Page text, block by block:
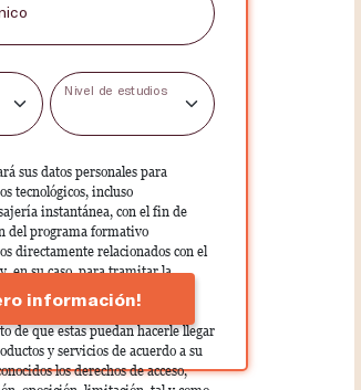
Nivel de estudios
sus datos personales para
tecnológicos, incluso
instantánea, con el fin de
del programa formativo
directamente relacionados con el
en su caso, para tramitar la
Compartiremos su
que conforman elGrupo
de que estas puedan hacerle llegar
y servicios de acuerdo a su
los derechos de acceso,
información!